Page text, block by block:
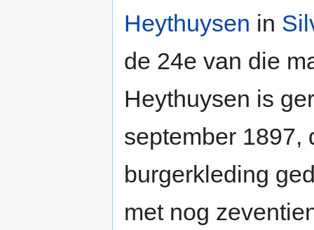
Heythuysen in
de 24e van die
Heythuysen is
september 1897,
burgerkleding
met nog